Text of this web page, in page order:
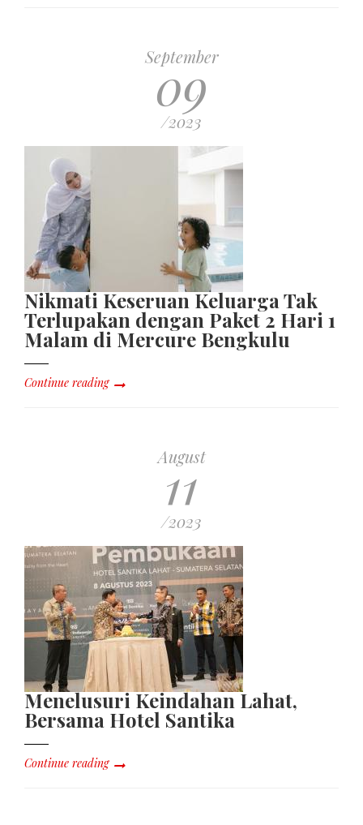
September
09
/2023
Nikmati Keseruan Keluarga Tak
Terlupakan dengan Paket 2 Hari 1
Malam di Mercure Bengkulu
Continue reading
August
11
/2023
Menelusuri Keindahan Lahat,
Bersama Hotel Santika
Continue reading